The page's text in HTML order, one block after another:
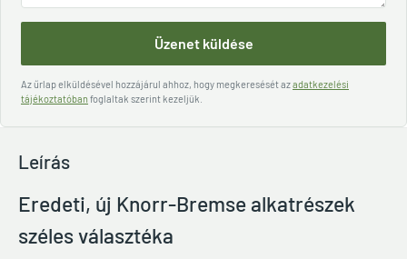
Üzenet küldése
Az űrlap elküldésével hozzájárul ahhoz, hogy megkeresését azadatkezelési
tájékoztatóban foglaltak szerint kezeljük.
Leírás
Eredeti, új Knorr-Bremse alkatrészek
széles választéka